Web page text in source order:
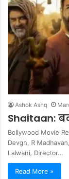
Ashok Ashq
Shaitaan:
Bollywood Movie
Devgn, R
Lalwani, Director…
Read More »